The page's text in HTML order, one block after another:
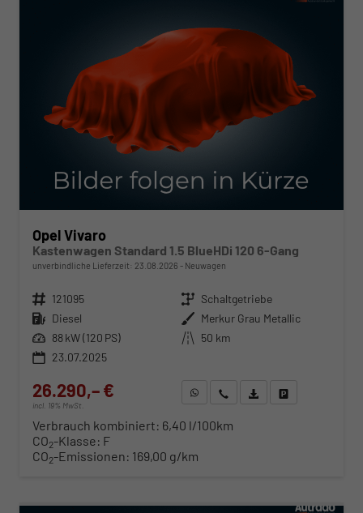
Opel Vivaro
Kastenwagen Standard 1.5 BlueHDi 120 6-Gang
unverbindliche Lieferzeit: 23.08.2026 Neuwagen
Fahrzeugnr. 121095 Getriebe Schaltgetriebe
Kraftstoff Diesel Außenfarbe Merkur Grau Metallic
Leistung 88 kW (120 PS) Kilometerstand 50 km
23.07.2025
26.290,– €
incl. 19% MwSt.
WhatsApp anfragen
Wir rufen Sie anFahrzeugexposé (PDF)
Verbrauch kombiniert: 6,40 l/100km
CO2-Klasse: F
CO2-Emissionen: 169,00 g/km